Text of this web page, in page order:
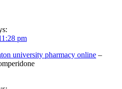
pm
university pharmacy online –